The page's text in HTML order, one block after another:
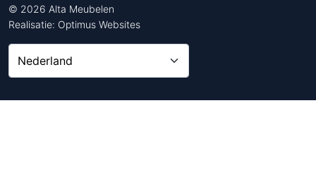
© 2026 Alta Meubelen
Realisatie: Optimus Websites